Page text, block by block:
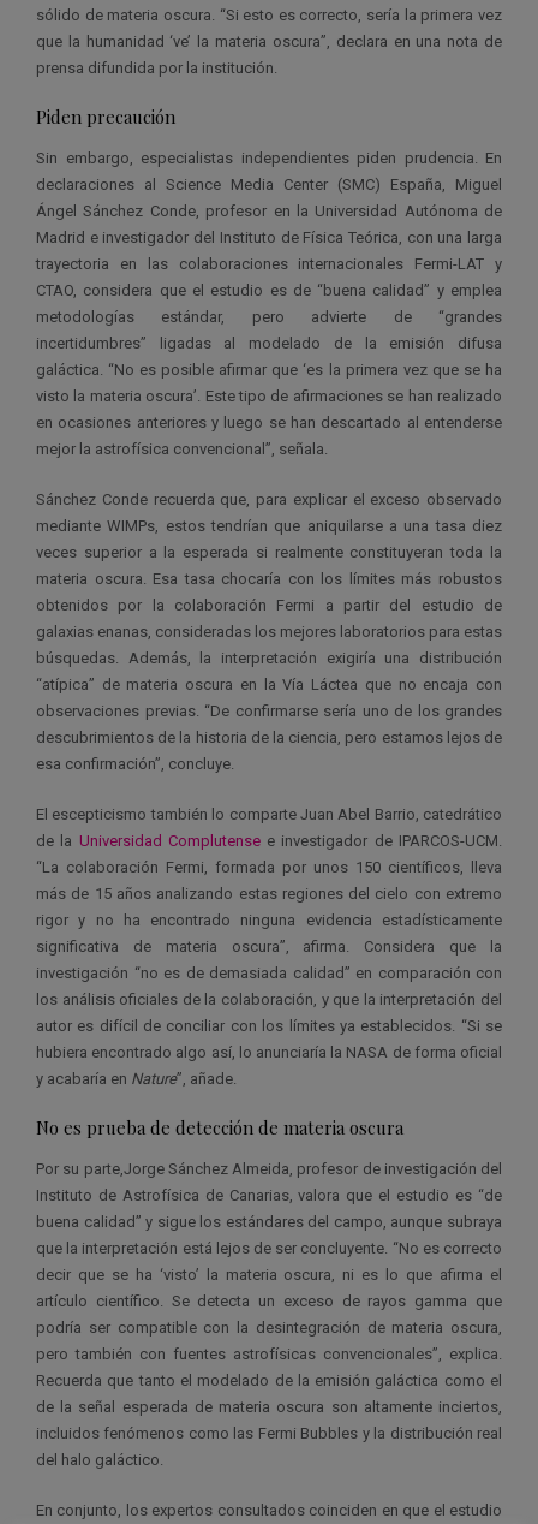
sólido de materia oscura. “Si esto es correcto, sería la primera vez
que la humanidad ‘ve’ la materia oscura”, declara en una nota de
prensa difundida por la institución.
Piden precaución
Sin embargo, especialistas independientes piden prudencia. En
declaraciones al Science Media Center (SMC) España, Miguel
Ángel Sánchez Conde, profesor en la Universidad Autónoma de
Madrid e investigador del Instituto de Física Teórica, con una larga
trayectoria en las colaboraciones internacionales Fermi-LAT y
CTAO, considera que el estudio es de “buena calidad” y emplea
metodologías estándar, pero advierte de “grandes
incertidumbres” ligadas al modelado de la emisión difusa
galáctica. “No es posible afirmar que ‘es la primera vez que se ha
visto la materia oscura’. Este tipo de afirmaciones se han realizado
en ocasiones anteriores y luego se han descartado al entenderse
mejor la astrofísica convencional”, señala.
Sánchez Conde recuerda que, para explicar el exceso observado
mediante WIMPs, estos tendrían que aniquilarse a una tasa diez
veces superior a la esperada si realmente constituyeran toda la
materia oscura. Esa tasa chocaría con los límites más robustos
obtenidos por la colaboración Fermi a partir del estudio de
galaxias enanas, consideradas los mejores laboratorios para estas
búsquedas. Además, la interpretación exigiría una distribución
“atípica” de materia oscura en la Vía Láctea que no encaja con
observaciones previas. “De confirmarse sería uno de los grandes
descubrimientos de la historia de la ciencia, pero estamos lejos de
esa confirmación”, concluye.
El escepticismo también lo comparte Juan Abel Barrio, catedrático
de la Universidad Complutensee investigador de IPARCOS-UCM.
“La colaboración Fermi, formada por unos 150 científicos, lleva
más de 15 años analizando estas regiones del cielo con extremo
rigor y no ha encontrado ninguna evidencia estadísticamente
significativa de materia oscura”, afirma. Considera que la
investigación “no es de demasiada calidad” en comparación con
los análisis oficiales de la colaboración, y que la interpretación del
autor es difícil de conciliar con los límites ya establecidos. “Si se
hubiera encontrado algo así, lo anunciaría la NASA de forma oficial
y acabaría en Nature”, añade.
No es prueba de detección de materia oscura
Por su parte,Jorge Sánchez Almeida, profesor de investigación del
Instituto de Astrofísica de Canarias, valora que el estudio es “de
buena calidad” y sigue los estándares del campo, aunque subraya
que la interpretación está lejos de ser concluyente. “No es correcto
decir que se ha ‘visto’ la materia oscura, ni es lo que afirma el
artículo científico. Se detecta un exceso de rayos gamma que
podría ser compatible con la desintegración de materia oscura,
pero también con fuentes astrofísicas convencionales”, explica.
Recuerda que tanto el modelado de la emisión galáctica como el
de la señal esperada de materia oscura son altamente inciertos,
incluidos fenómenos como las Fermi Bubbles y la distribución real
del halo galáctico.
En conjunto, los expertos consultados coinciden en que el estudio